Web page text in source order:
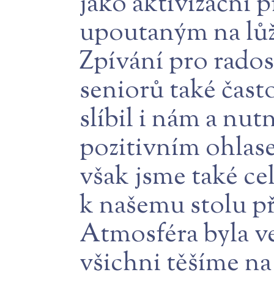
upoutaným na
Zpívání pro
seniorů také
slíbil i nám a
pozitivním
však jsme také
k našemu stolu
Atmosféra byla
všichni těšíme